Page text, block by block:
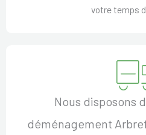
votre temps
Nous disposons
déménagement